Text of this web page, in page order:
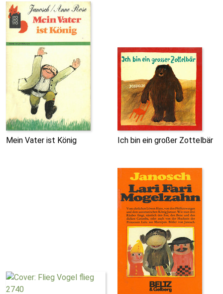
Mein Vater ist König Ich bin ein großer Zottelbär